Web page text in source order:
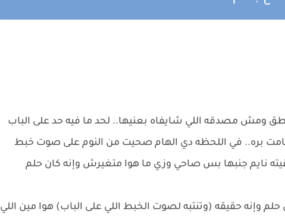
ومش مصدقه اللي شايفاه بعنيها.. لحد ما فيه حد على الباب
قامت بره.. في اللحظه دي الهام صحيت من النوم على صوت خبط
نايم جنبها بس صاحي وزي ما هوا متغيرش وإنه كان حلم
وإنه حقيقه (وتنتبه لصوت الخبط اللي على الباب) هوا مين اللي